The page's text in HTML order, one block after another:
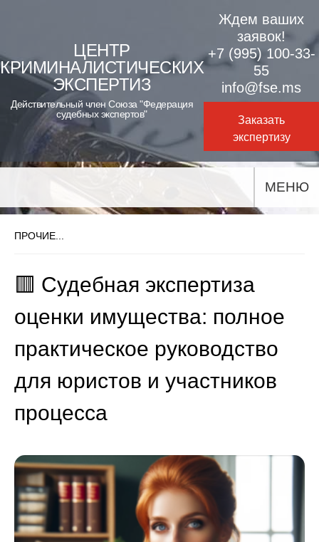
content
ЦЕНТР
КРИМИНАЛИСТИЧЕСКИХ
ЭКСПЕРТИЗ
Действительный член Союза "Федерация
судебных экспертов"
Ждем ваших
заявок!
+7 (995) 100-33-
55
info@fse.ms
Заказать
экспертизу
МЕНЮ
ПРОЧИЕ...
🟥 Судебная экспертиза
оценки имущества: полное
практическое руководство
для юристов и участников
процесса